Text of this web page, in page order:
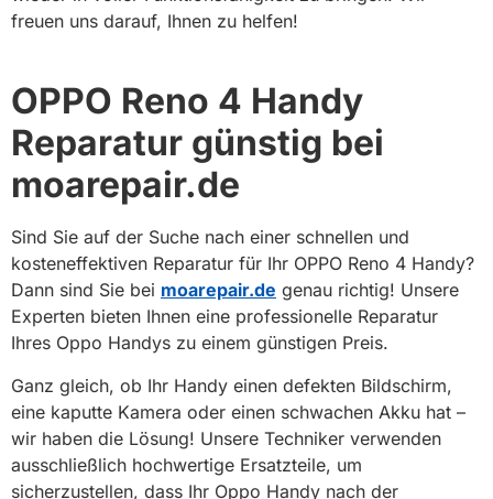
freuen uns darauf, Ihnen zu helfen!
OPPO Reno 4 Handy
Reparatur günstig bei
moarepair.de
Sind Sie auf der Suche nach einer schnellen und
kosteneffektiven Reparatur für Ihr OPPO Reno 4 Handy?
Dann sind Sie bei moarepair.de genau richtig! Unsere
Experten bieten Ihnen eine professionelle Reparatur
Ihres Oppo Handys zu einem günstigen Preis.
Ganz gleich, ob Ihr Handy einen defekten Bildschirm,
eine kaputte Kamera oder einen schwachen Akku hat –
wir haben die Lösung! Unsere Techniker verwenden
ausschließlich hochwertige Ersatzteile, um
sicherzustellen, dass Ihr Oppo Handy nach der